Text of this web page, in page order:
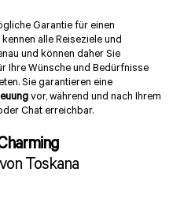
Garantie für einen
alle Reiseziele und
und können daher Sie
Ihre Wünsche und Bedürfnisse
Sie garantieren eine
vor, während und nach Ihrem
Chat erreichbar.
Toskana